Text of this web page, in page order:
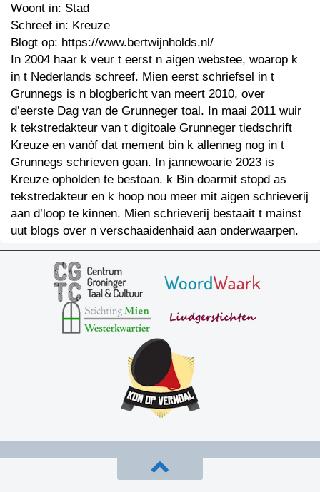
Woont in: Stad
Schreef in: Kreuze
Blogt op: https://www.bertwijnholds.nl/
In 2004 haar k veur t eerst n aigen webstee, woarop k
in t Nederlands schreef. Mien eerst schriefsel in t
Grunnegs is n blogbericht van meert 2010, over
d’eerste Dag van de Grunneger toal. In maai 2011 wuir
k tekstredakteur van t digitoale Grunneger tiedschrift
Kreuze en vanòf dat mement bin k allenneg nog in t
Grunnegs schrieven goan. In jannewoarie 2023 is
Kreuze opholden te bestoan. k Bin doarmit stopd as
tekstredakteur en k hoop nou meer mit aigen schrieverij
aan d’loop te kinnen. Mien schrieverij bestaait t mainst
uut blogs over n verschaaidenhaid aan onderwaarpen.